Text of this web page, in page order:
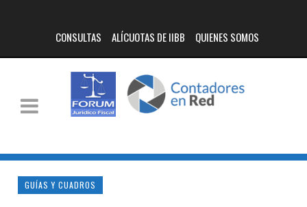
CONSULTAS ALÍCUOTAS DE IIBB QUIENES SOMOS
GUÍAS Y CUADROS